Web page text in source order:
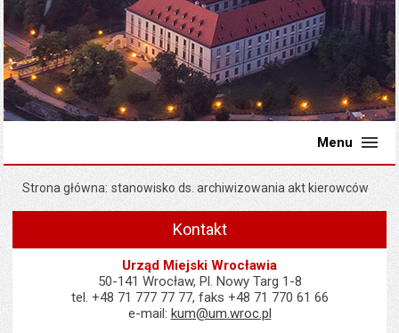
Menu
Strona główna stanowisko ds. archiwizowania akt kierowców
Kontakt
Urząd Miejski Wrocławia
50-141 Wrocław, Pl. Nowy Targ 1-8
tel. +48 71 777 77 77, faks +48 71 770 61 66
e-mail: kum@um.wroc.pl